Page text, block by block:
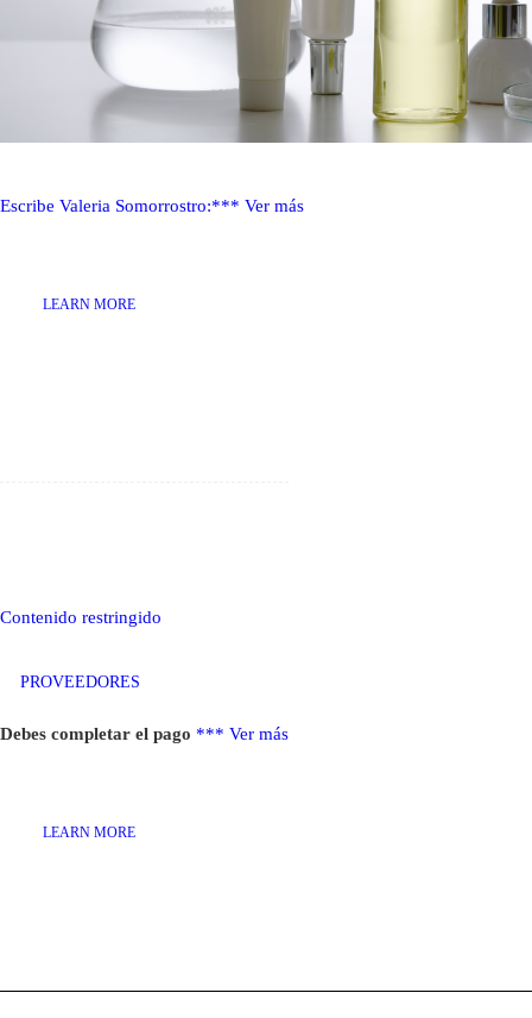
Escribe Valeria Somorrostro:*** Ver más
LEARN MORE
Contenido restringido
PROVEEDORES
Debes completar el pago *** Ver más
LEARN MORE